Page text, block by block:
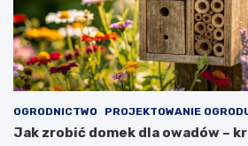
OGRODNICTWO PROJEKTOWANIE
Jak zrobić domek dla owadów –